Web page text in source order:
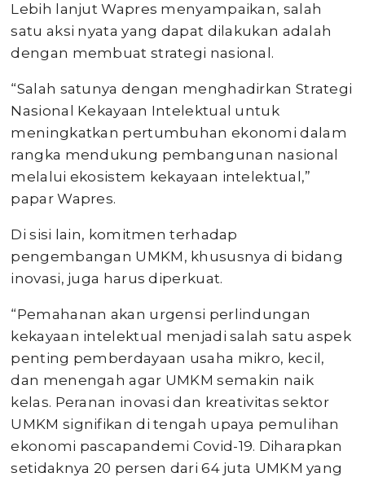
Lebih lanjut Wapres menyampaikan, salah
satu aksi nyata yang dapat dilakukan adalah
dengan membuat strategi nasional.
“Salah satunya dengan menghadirkan Strategi
Nasional Kekayaan Intelektual untuk
meningkatkan pertumbuhan ekonomi dalam
rangka mendukung pembangunan nasional
melalui ekosistem kekayaan intelektual,”
papar Wapres.
Di sisi lain, komitmen terhadap
pengembangan UMKM, khususnya di bidang
inovasi, juga harus diperkuat.
“Pemahanan akan urgensi perlindungan
kekayaan intelektual menjadi salah satu aspek
penting pemberdayaan usaha mikro, kecil,
dan menengah agar UMKM semakin naik
kelas. Peranan inovasi dan kreativitas sektor
UMKM signifikan di tengah upaya pemulihan
ekonomi pascapandemi Covid-19. Diharapkan
setidaknya 20 persen dari 64 juta UMKM yang